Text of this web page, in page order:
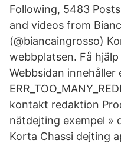
Following, 5483
and videos from
(@biancaingrosso)
webbplatsen. Få
Webbsidan
kontakt redaktion
nätdejting exempel »
Korta Chassi dejting